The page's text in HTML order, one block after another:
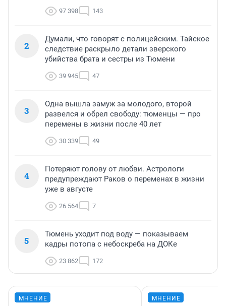
97 398 143
2
Думали, что говорят с полицейским. Тайское
следствие раскрыло детали зверского
убийства брата и сестры из Тюмени
39 945 47
3
Одна вышла замуж за молодого, второй
развелся и обрел свободу: тюменцы — про
перемены в жизни после 40 лет
30 339 49
4
Потеряют голову от любви. Астрологи
предупреждают Раков о переменах в жизни
уже в августе
26 564 7
5
Тюмень уходит под воду — показываем
кадры потопа с небоскреба на ДОКе
23 862 172
МНЕНИЕ МНЕНИЕ